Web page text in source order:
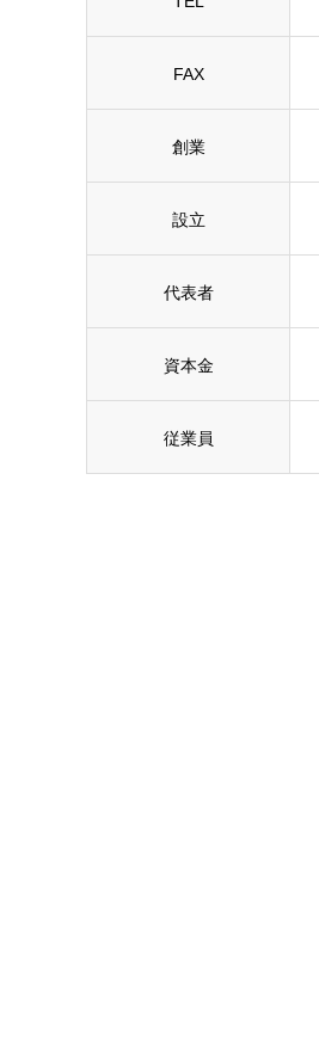
FAX
創業
設立
代表者
資本金
従業員